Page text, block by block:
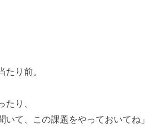
り前。
り、
て、この課題をやっておいてね」